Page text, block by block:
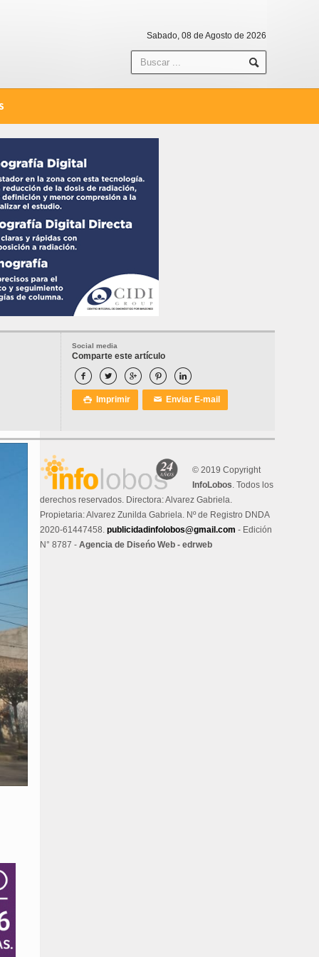
Sabado, 08 de Agosto de 2026
Social media
Comparte este artículo
    
 Imprimir ✉ Enviar E-mail
© 2019 Copyright
InfoLobos. Todos los
derechos reservados. Directora: Alvarez Gabriela.
Propietaria: Alvarez Zunilda Gabriela. Nº de Registro DNDA
2020-61447458. publicidadinfolobos@gmail.com - Edición
N° 8787 - Agencia de Diseńo Web - edrweb